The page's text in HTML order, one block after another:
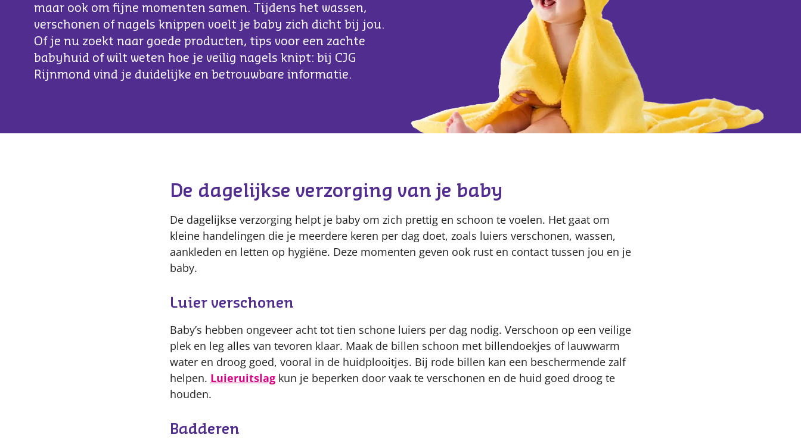
maar ook om fijne momenten samen. Tijdens het wassen,
verschonen of nagels knippen voelt je baby zich dicht bij jou.
Of je nu zoekt naar goede producten, tips voor een zachte
babyhuid of wilt weten hoe je veilig nagels knipt: bij CJG
Rijnmond vind je duidelijke en betrouwbare informatie.
Content
De dagelijkse verzorging van je baby
De dagelijkse verzorging helpt je baby om zich prettig en schoon te voelen. Het gaat om
kleine handelingen die je meerdere keren per dag doet, zoals luiers verschonen, wassen,
aankleden en letten op hygiëne. Deze momenten geven ook rust en contact tussen jou en je
baby.
Luier verschonen
Baby’s hebben ongeveer acht tot tien schone luiers per dag nodig. Verschoon op een veilige
plek en leg alles van tevoren klaar. Maak de billen schoon met billendoekjes of lauwwarm
water en droog goed, vooral in de huidplooitjes. Bij rode billen kan een beschermende zalf
helpen. Luieruitslag kun je beperken door vaak te verschonen en de huid goed droog te
houden.
Badderen